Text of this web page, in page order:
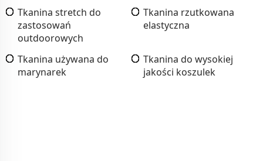
Tkanina stretch do
zastosowań
outdoorowych
Tkanina rzutkowana
elastyczna
Tkanina używana do
marynarek
Tkanina do wysokiej
jakości koszulek